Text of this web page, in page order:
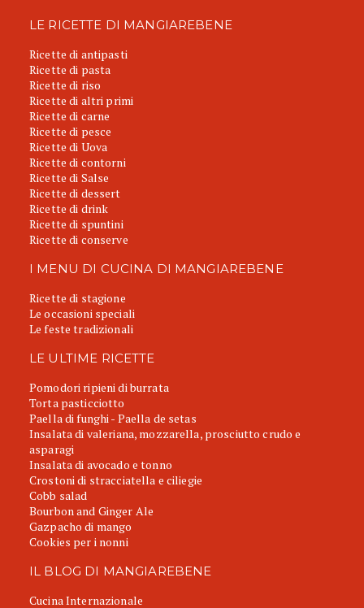
LE RICETTE DI MANGIAREBENE
Ricette di antipasti
Ricette di pasta
Ricette di riso
Ricette di altri primi
Ricette di carne
Ricette di pesce
Ricette di Uova
Ricette di contorni
Ricette di Salse
Ricette di dessert
Ricette di drink
Ricette di spuntini
Ricette di conserve
I MENU DI CUCINA DI MANGIAREBENE
Ricette di stagione
Le occasioni speciali
Le feste tradizionali
LE ULTIME RICETTE
Pomodori ripieni di burrata
Torta pasticciotto
Paella di funghi - Paella de setas
Insalata di valeriana, mozzarella, prosciutto crudo e
asparagi
Insalata di avocado e tonno
Crostoni di stracciatella e ciliegie
Cobb salad
Bourbon and Ginger Ale
Gazpacho di mango
Cookies per i nonni
IL BLOG DI MANGIAREBENE
Cucina Internazionale